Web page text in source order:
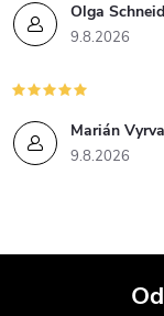
Olga
9.8.2026
Marián Vyrva
9.8.2026